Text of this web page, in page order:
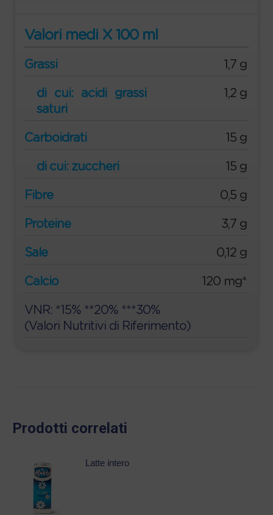
Valori medi X 100 ml
Grassi 1,7 g
di cui: acidi grassi
saturi
1,2 g
Carboidrati 15 g
di cui: zuccheri 15 g
Fibre 0,5 g
Proteine 3,7 g
Sale 0,12 g
Calcio 120 mg*
VNR: *15% **20% ***30%
(Valori Nutritivi di Riferimento)
Prodotti correlati
Latte intero